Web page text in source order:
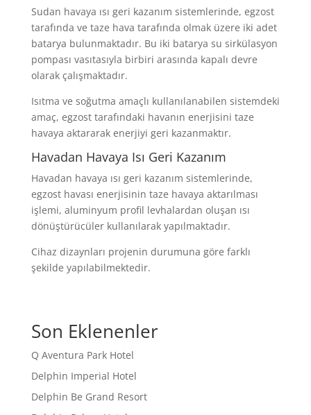
Sudan havaya ısı geri kazanım sistemlerinde, egzost
tarafında ve taze hava tarafında olmak üzere iki adet
batarya bulunmaktadır. Bu iki batarya su sirkülasyon
pompası vasıtasıyla birbiri arasında kapalı devre
olarak çalışmaktadır.
Isıtma ve soğutma amaçlı kullanılanabilen sistemdeki
amaç, egzost tarafındaki havanın enerjisini taze
havaya aktararak enerjiyi geri kazanmaktır.
Havadan Havaya Isı Geri Kazanım
Havadan havaya ısı geri kazanım sistemlerinde,
egzost havası enerjisinin taze havaya aktarılması
işlemi, aluminyum profil levhalardan oluşan ısı
dönüştürücüler kullanılarak yapılmaktadır.
Cihaz dizaynları projenin durumuna göre farklı
şekilde yapılabilmektedir.
Son Eklenenler
Q Aventura Park Hotel
Delphin Imperial Hotel
Delphin Be Grand Resort